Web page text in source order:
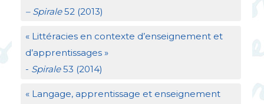
– Spirale52 (2013)
« Littéracies en contexte d’enseignement et
d’apprentissages »
- Spirale53 (2014)
« Langage, apprentissage et enseignement